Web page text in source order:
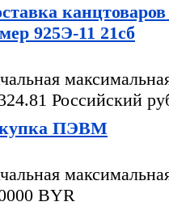
925Э-11 21сб
Российский
ПЭВМ
BYR